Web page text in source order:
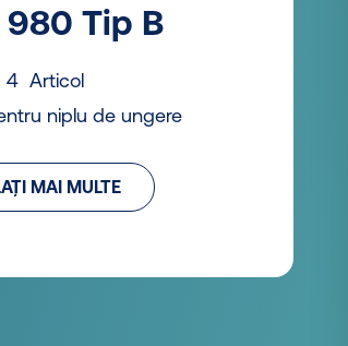
980 Tip B
4 Articol
niplu de ungere
MAI MULTE